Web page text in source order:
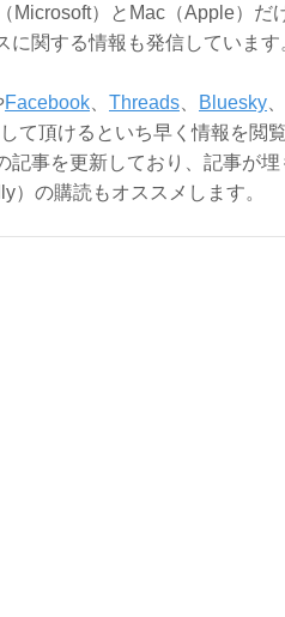
Microsoft）とMac（Apple）だ
に関する情報も発信しています
Facebook Threads Bluesky
て頂けるといち早く情報を閲覧
記事を更新しており、記事が
）の購読もオススメします。